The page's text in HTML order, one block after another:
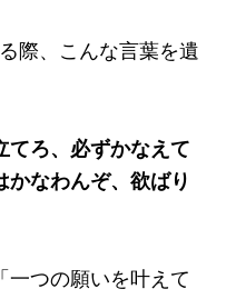
際、こんな言葉を遺
てろ、必ずかなえて
かなわんぞ、欲ばり
一つの願いを叶えて